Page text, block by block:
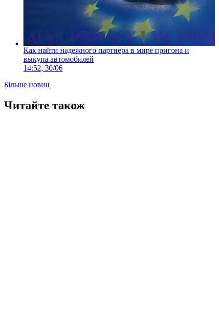
Как найти надежного партнера в мире пригона и
выкупа автомобилей
14:52, 30/06
Більше новин
Читайте також